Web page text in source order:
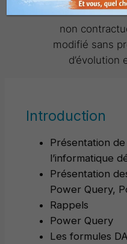
non
modifié sans
d’évolution
Introduction
Présentation de
l’informatique
Présentation
Power Query,
Rappels
Power Query
Les formules